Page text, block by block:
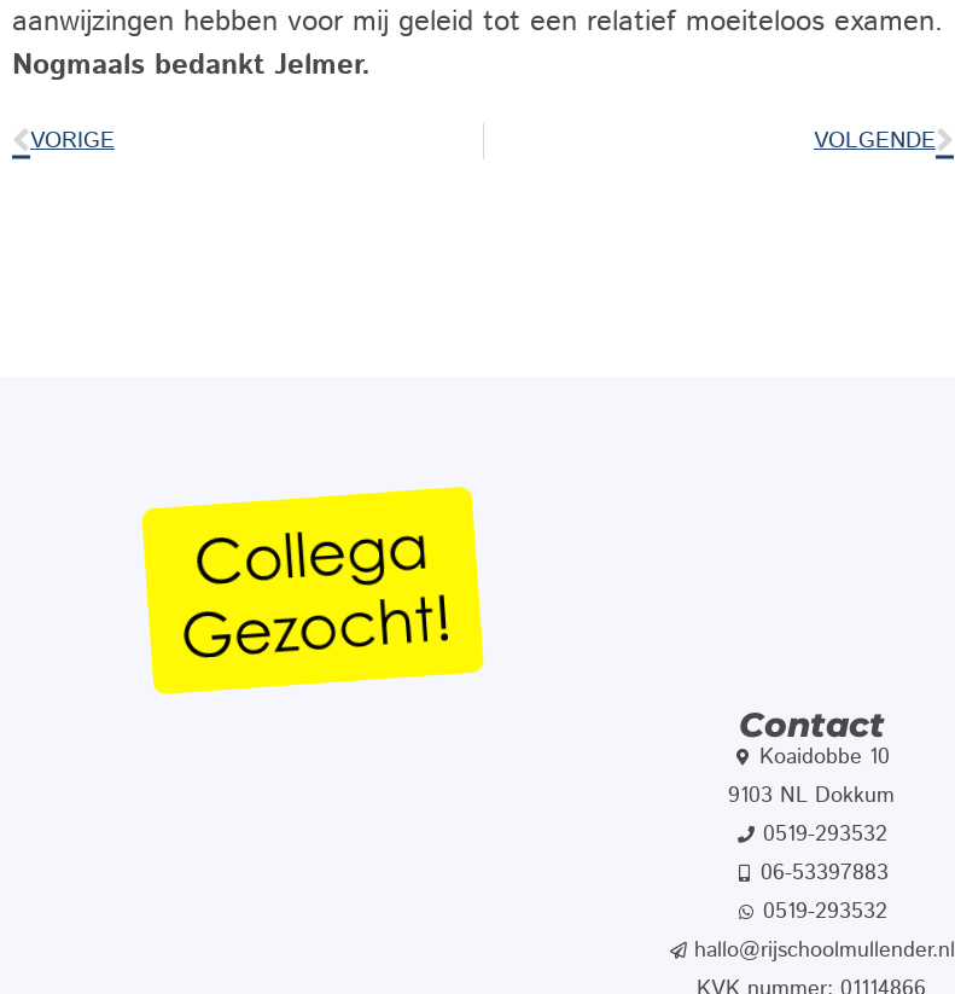
aanwijzingen hebben voor mij geleid tot een relatief moeiteloos examen.
Nogmaals bedankt Jelmer.
VORIGE VOLGENDE
Contact
Koaidobbe 10
9103 NL Dokkum
0519-293532
06-53397883
0519-293532
hallo@rijschoolmullender.nl